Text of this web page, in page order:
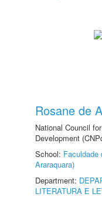
Rosane de
National Council
Development
School: Faculdade
Araraquara)
Department:
LITERATURA E